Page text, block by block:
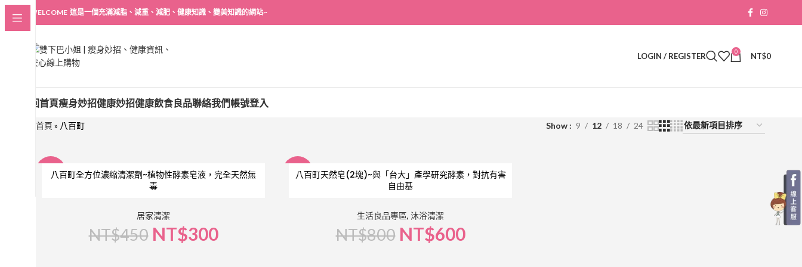
WELCOME 這是一個充滿減脂、減重、減肥、健康知識、變美知識的網站~
LOGIN / REGISTER 0 NT$0
回首頁瘦身妙招健康妙招健康飲食良品聯絡我們帳號登入
首頁 » 八百町 Show 9 12 18 24
-33%
八百町全方位濃縮清潔劑~植物性酵素皂液，完全天然無
毒
居家清潔
NT$450 NT$300
-25%
八百町天然皂(2塊)~與「台大」產學研究酵素，對抗有害
自由基
生活良品專區, 沐浴清潔
NT$800 NT$600